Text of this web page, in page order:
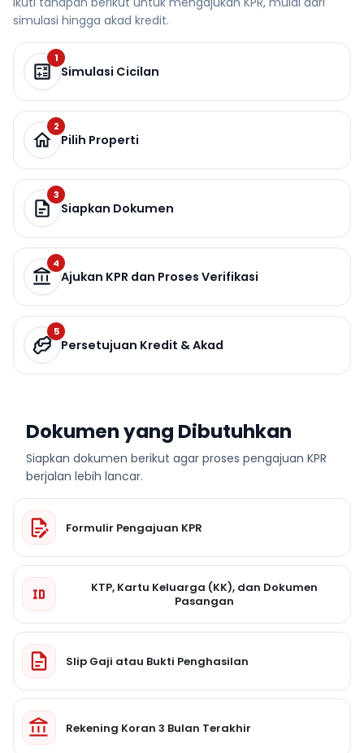
simulasi hingga akad kredit.
1
Simulasi Cicilan
2
Pilih Properti
3
Siapkan Dokumen
4
Ajukan KPR dan Proses Verifikasi
5
Persetujuan Kredit & Akad
Dokumen yang Dibutuhkan
Siapkan dokumen berikut agar proses pengajuan KPR
berjalan lebih lancar.
Formulir Pengajuan KPR
KTP, Kartu Keluarga (KK), dan Dokumen
Pasangan
Slip Gaji atau Bukti Penghasilan
Rekening Koran 3 Bulan Terakhir